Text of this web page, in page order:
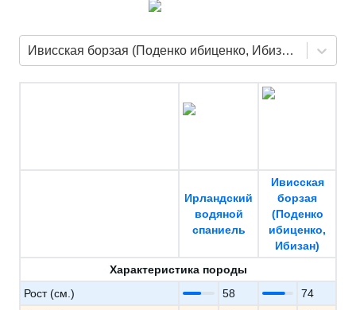
Ивисская борзая (Поденко ибиценко, Ибизан)
Ирландский
водяной
спаниель
Ивисская
борзая
(Поденко
ибиценко,
Ибизан)
Характеристика породы
Рост (см.)
58
74